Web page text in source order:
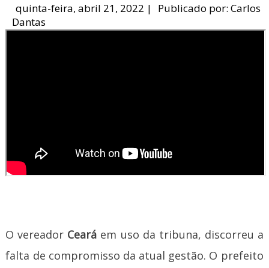
quinta-feira, abril 21, 2022 | Publicado por:Carlos
Dantas
O vereador Ceará em uso da tribuna, discorreu a
falta de compromisso da atual gestão. O prefeito